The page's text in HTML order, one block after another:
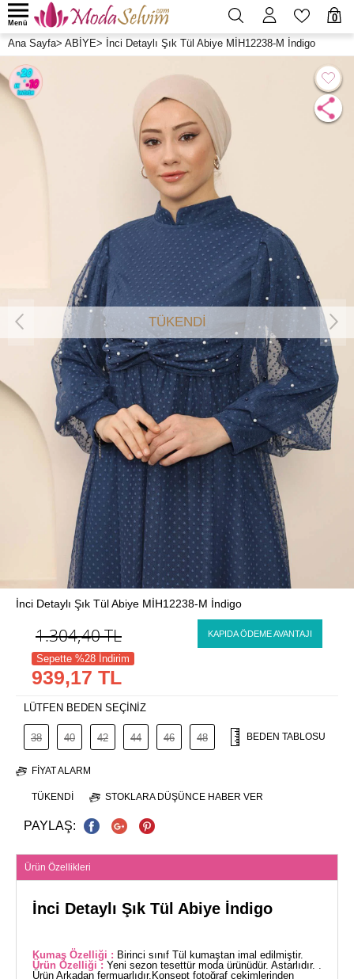
0
Menü
Ana Sayfa> ABİYE> İnci Detaylı Şık Tül Abiye MİH12238-M İndigo
TÜKENDİ
İnci Detaylı Şık Tül Abiye MİH12238-M İndigo
1.304,40TL KAPIDA ÖDEME AVANTAJI
Sepette %28 İndirim
939,17 TL
LÜTFEN BEDEN SEÇİNİZ
38 40 42 44 46 48 BEDEN TABLOSU
FIYAT ALARM
TÜKENDI STOKLARA DÜŞÜNCE HABER VER
PAYLAŞ:
Ürün Özellikleri
İnci Detaylı Şık Tül Abiye İndigo
Kumaş Özelliği : Birinci sınıf Tül kumaştan imal edilmiştir.
Ürün Özelliği : Yeni sezon tesettür moda ürünüdür. Astarlıdır. .
Ürün Arkadan fermuarlıdır.Konsept fotoğraf çekimlerinden